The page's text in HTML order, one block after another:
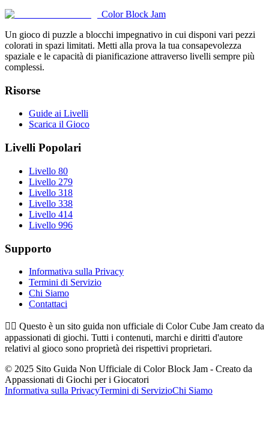
Color Block Jam
Un gioco di puzzle a blocchi impegnativo in cui disponi vari pezzi
colorati in spazi limitati. Metti alla prova la tua consapevolezza
spaziale e le capacità di pianificazione attraverso livelli sempre più
complessi.
Risorse
Guide ai Livelli
Scarica il Gioco
Livelli Popolari
Livello 80
Livello 279
Livello 318
Livello 338
Livello 414
Livello 996
Supporto
Informativa sulla Privacy
Termini di Servizio
Chi Siamo
Contattaci
👉🏻 Questo è un sito guida non ufficiale di Color Cube Jam creato da
appassionati di giochi. Tutti i contenuti, marchi e diritti d'autore
relativi al gioco sono proprietà dei rispettivi proprietari.
© 2025 Sito Guida Non Ufficiale di Color Block Jam - Creato da
Appassionati di Giochi per i Giocatori
Informativa sulla PrivacyTermini di ServizioChi Siamo